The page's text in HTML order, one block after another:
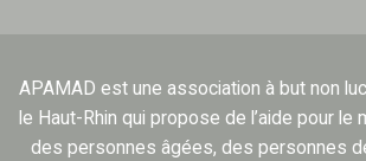
APAMAD est une association à but non
le Haut-Rhin qui propose de l’aide pour le
des personnes âgées, des personnes